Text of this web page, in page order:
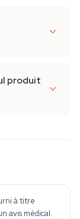
produit
à titre
avis médical.